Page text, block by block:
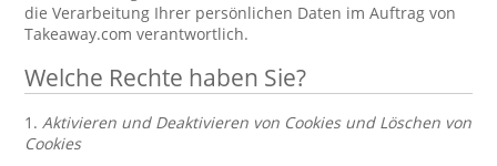
die Verarbeitung Ihrer persönlichen Daten im Auftrag von
Takeaway.com verantwortlich.
Welche Rechte haben Sie?
1.Aktivieren und Deaktivieren von Cookies und Löschen von
Cookies